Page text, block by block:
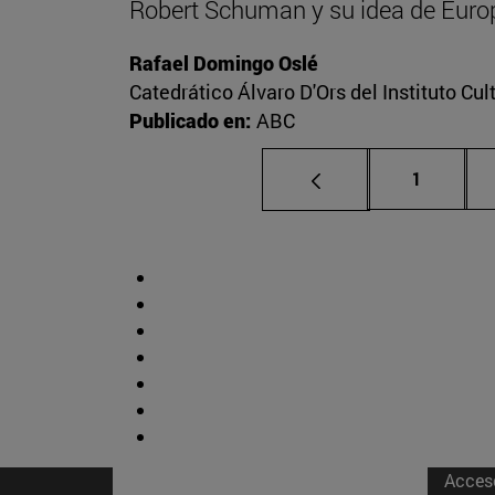
Robert Schuman y su idea de
Rafael Domingo Oslé
Catedrático Álvaro D'Ors del Instituto
Publicado en: ABC
Página
1